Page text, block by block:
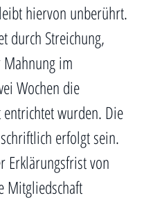
hiervon unberührt.
durch Streichung,
im
Wochen die
wurden. Die
erfolgt sein.
Erklärungsfrist von
Mitgliedschaft